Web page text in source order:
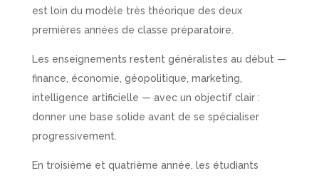
est loin du modèle très théorique des deux
premières années de classe préparatoire.
Les enseignements restent généralistes au début —
finance, économie, géopolitique, marketing,
intelligence artificielle — avec un objectif clair :
donner une base solide avant de se spécialiser
progressivement.
En troisième et quatrième année, les étudiants